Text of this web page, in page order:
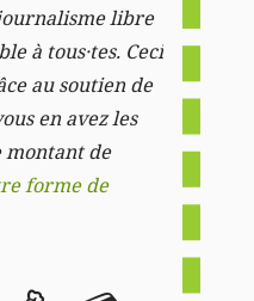
libre
à tous·tes. Ceci
au soutien de
en avez les
montant de
forme de